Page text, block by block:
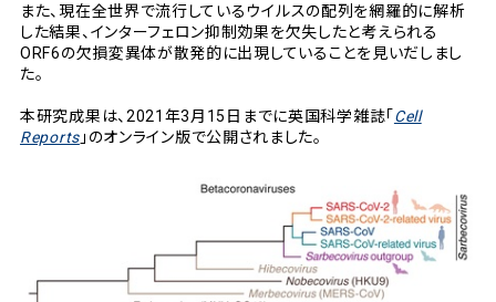
また、現在全世界で流行しているウイルスの配列を網羅的に解析
した結果、インターフェロン抑制効果を欠失したと考えられる
ORF6の欠損変異体が散発的に出現していることを見いだしまし
た。
本研究成果は、2021年3月15日までに英国科学雑誌「 Cell
Reports」のオンライン版で公開されました。